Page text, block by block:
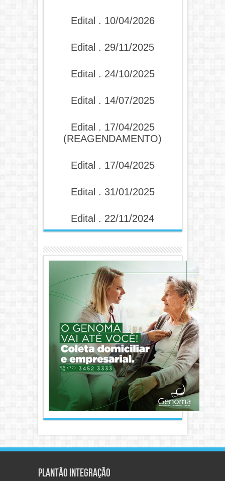
Edital . 10/04/2026
Edital . 29/11/2025
Edital . 24/10/2025
Edital . 14/07/2025
Edital . 17/04/2025
(REAGENDAMENTO)
Edital . 17/04/2025
Edital . 31/01/2025
Edital . 22/11/2024
Plantão Integração